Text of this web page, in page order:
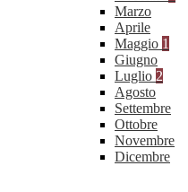
Marzo
Aprile
Maggio 1
Giugno
Luglio 2
Agosto
Settembre
Ottobre
Novembre
Dicembre